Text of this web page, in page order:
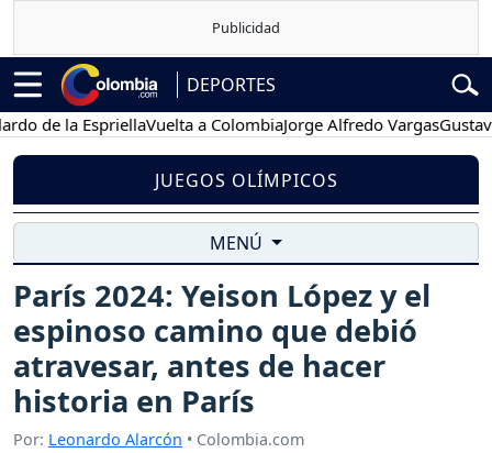
DEPORTES
la EspriellaVuelta a ColombiaJorge Alfredo VargasGustavo
JUEGOS OLÍMPICOS
MENÚ
París 2024: Yeison López y el
espinoso camino que debió
atravesar, antes de hacer
historia en París
Por: Leonardo Alarcón • Colombia.com